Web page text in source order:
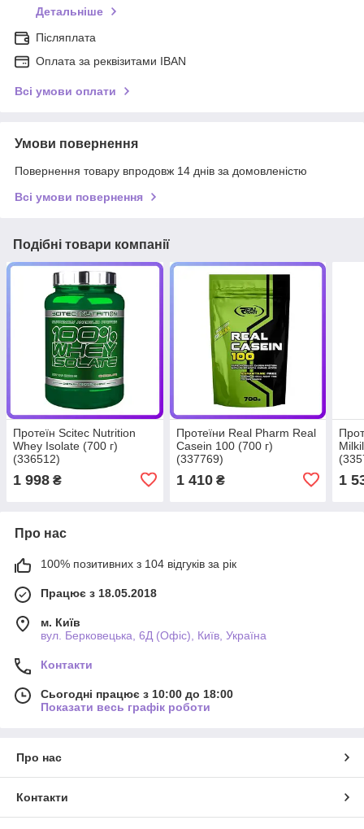
Детальніше
Післяплата
Оплата за реквізитами IBAN
Всі умови оплати
Умови повернення
Повернення товару впродовж 14 днів за домовленістю
Всі умови повернення
Подібні товари компанії
Протеїн Scitec Nutrition
Whey Isolate (700 г)
(336512)
1 998 ₴
Протеїни Real Pharm Real
Casein 100 (700 г)
(337769)
1 410₴ 1
Про нас
100% позитивних з 104 відгуків за рік
Працює з 18.05.2018
м. Київ
вул. Берковецька, 6Д (Офіс), Київ, Україна
Контакти
Сьогодні працює з 10:00 до 18:00
Показати весь графік роботи
Про нас
Контакти